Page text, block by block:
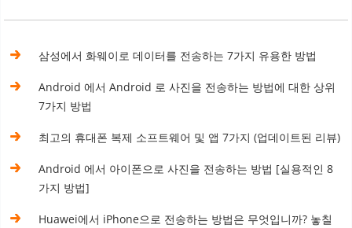
삼성에서 화웨이로 데이터를 전송하는 7가지 유용한 방법
Android 에서 Android 로 사진을 전송하는 방법에 대한 상위
7가지 방법
최고의 휴대폰 복제 소프트웨어 및 앱 7가지 (업데이트된 리뷰)
Android 에서 아이폰으로 사진을 전송하는 방법 [실용적인 8
가지 방법]
Huawei에서 iPhone으로 전송하는 방법은 무엇입니까? 놓칠